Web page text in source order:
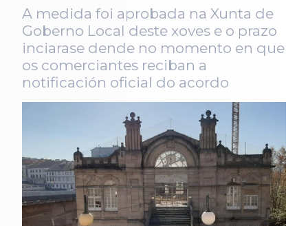
A medida foi aprobada na Xunta de
Goberno Local deste xoves e o prazo
inciarase dende no momento en que
os comerciantes reciban a
notificación oficial do acordo